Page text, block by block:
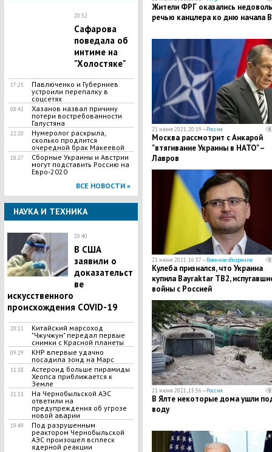
20:52
Сафарова
поведала об
интиме на
"Холостяке"
17:25
Павлюченко и Губерниев
устроили перепалку в
соцсетях
08:41
Хазанов назвал причину
потери востребованности
Галустяна
22:20
Нумеролог раскрыла,
сколько продлится
очередной брак Макеевой
18:27
Сборные Украины и Австрии
могут подставить Россию на
Евро-2020
ВСЕ НОВОСТИ »
НАУКА И ТЕХНИКА
20:40
В США
заявили о
доказательст
ве
искусственного
происхождения COVID-19
20:11
Китайский марсоход
"Чжучжун" передал первые
снимки с Красной планеты
09:29
КНР впервые удачно
посадила зонд на Марс
11:18
Астероид больше пирамиды
Хеопса приближается к
Земле
21:13
На Чернобыльской АЭС
ответили на
предупреждения об угрозе
новой аварии
19:49
Под разрушенным
реактором Чернобыльской
АЭС произошел всплеск
ядерной реакции
Жители ФРГ оказались
речью канцлера ко дню начала
21 июня 2021, 20:19 —Россия
Москва рассмотрит с Анкарой
"втягивание Украины в НАТО" –
Лавров
21 июня 2021, 16:37 —Военное обозрение
Кулеба признался, что Украина
купила Bayraktar TB2,
войны с Россией
21 июня 2021, 15:56 —Россия
В Ялте некоторые дома ушли
воду